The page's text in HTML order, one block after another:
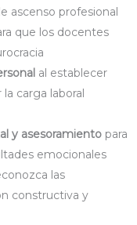
ascenso profesional
que los docentes
al establecer
carga laboral
y asesoramiento para
emocionales
las
constructiva y